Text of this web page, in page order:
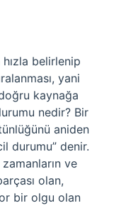
belirlenip
yani
kaynağa
nedir? Bir
aniden
durumu” denir.
ve
olan,
bir olgu olan